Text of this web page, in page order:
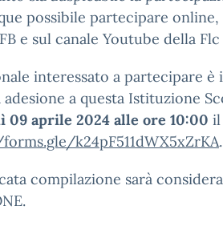
possibile partecipare
e sul canale Youtube della
interessato a partecipare
a questa Istituzione
09 aprile 2024 alle ore 10:00 il
k24pF511dWX5xZrKA.
compilazione sarà